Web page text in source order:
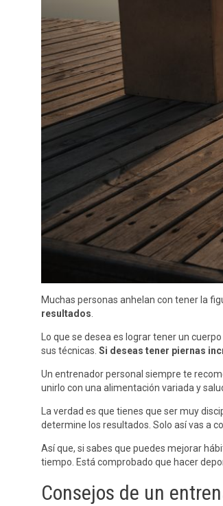
Muchas personas anhelan con tener la
resultados
Lo que se desea es lograr tener un
sus técnicas. Si deseas tener piernas
Un entrenador personal siempre te
unirlo con una alimentación variada y
La verdad es que tienes que ser muy
determine los resultados. Solo así vas a
Así que, si sabes que puedes mejorar
tiempo. Está comprobado que hacer
Consejos de un